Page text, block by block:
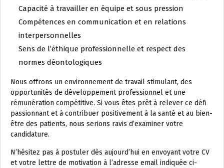
Capacité à travailler en équipe et sous pression
Compétences en communication et en relations
interpersonnelles
Sens de l’éthique professionnelle et respect des
normes déontologiques
Nous offrons un environnement de travail stimulant, des
opportunités de développement professionnel et une
rémunération compétitive. Si vous êtes prêt à relever ce défi
passionnant et à contribuer positivement à la santé et au bien-
être des patients, nous serions ravis d’examiner votre
candidature.
N’hésitez pas à postuler dès aujourd’hui en envoyant votre CV
et votre lettre de motivation à l’adresse email indiquée ci-